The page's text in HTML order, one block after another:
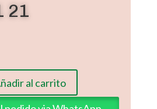
21
al carrito